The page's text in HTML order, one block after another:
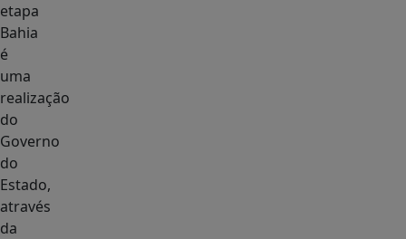
etapa
Bahia
é
uma
realização
do
Governo
do
Estado,
através
da